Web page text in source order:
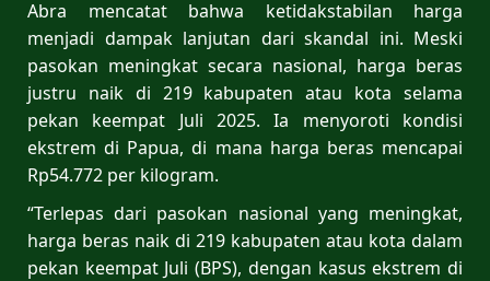
Abra mencatat bahwa ketidakstabilan harga
menjadi dampak lanjutan dari skandal ini. Meski
pasokan meningkat secara nasional, harga beras
justru naik di 219 kabupaten atau kota selama
pekan keempat Juli 2025. Ia menyoroti kondisi
ekstrem di Papua, di mana harga beras mencapai
Rp54.772 per kilogram.
“Terlepas dari pasokan nasional yang meningkat,
harga beras naik di 219 kabupaten atau kota dalam
pekan keempat Juli (BPS), dengan kasus ekstrem di